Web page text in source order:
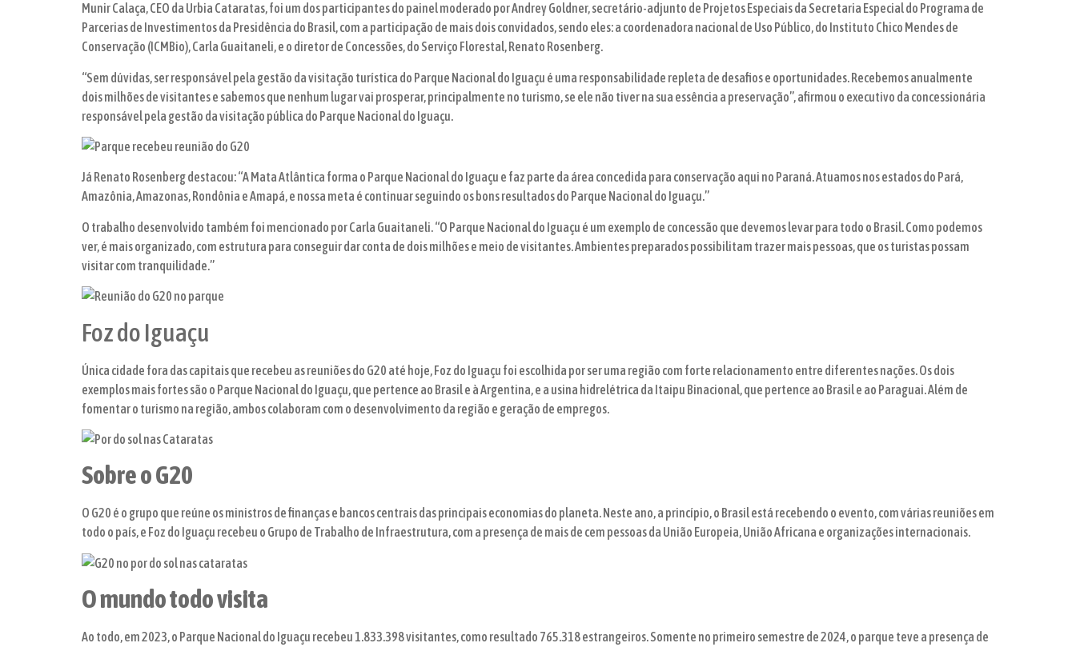
Munir Calaça, CEO da Urbia Cataratas, foi um dos participantes do painel moderado por Andrey Goldner, secretário-adjunto de Projetos Especiais da Secretaria Especial do Programa de
Parcerias de Investimentos da Presidência do Brasil, com a participação de mais dois convidados, sendo eles: a coordenadora nacional de Uso Público, do Instituto Chico Mendes de
Conservação (ICMBio), Carla Guaitaneli, e o diretor de Concessões, do Serviço Florestal, Renato Rosenberg.
“Sem dúvidas, ser responsável pela gestão da visitação turística do Parque Nacional do Iguaçu é uma responsabilidade repleta de desafios e oportunidades. Recebemos anualmente
dois milhões de visitantes e sabemos que nenhum lugar vai prosperar, principalmente no turismo, se ele não tiver na sua essência a preservação”, afirmou o executivo da concessionária
responsável pela gestão da visitação pública do Parque Nacional do Iguaçu.
Já Renato Rosenberg destacou: “A Mata Atlântica forma o Parque Nacional do Iguaçu e faz parte da área concedida para conservação aqui no Paraná. Atuamos nos estados do Pará,
Amazônia, Amazonas, Rondônia e Amapá, e nossa meta é continuar seguindo os bons resultados do Parque Nacional do Iguaçu.”
O trabalho desenvolvido também foi mencionado por Carla Guaitaneli. “O Parque Nacional do Iguaçu é um exemplo de concessão que devemos levar para todo o Brasil. Como podemos
ver, é mais organizado, com estrutura para conseguir dar conta de dois milhões e meio de visitantes. Ambientes preparados possibilitam trazer mais pessoas, que os turistas possam
visitar com tranquilidade.”
Foz do Iguaçu
Única cidade fora das capitais que recebeu as reuniões do G20 até hoje, Foz do Iguaçu foi escolhida por ser uma região com forte relacionamento entre diferentes nações. Os dois
exemplos mais fortes são o Parque Nacional do Iguaçu, que pertence ao Brasil e à Argentina, e a usina hidrelétrica da Itaipu Binacional, que pertence ao Brasil e ao Paraguai. Além de
fomentar o turismo na região, ambos colaboram com o desenvolvimento da região e geração de empregos.
Sobre o G20
O G20 é o grupo que reúne os ministros de finanças e bancos centrais das principais economias do planeta. Neste ano, a princípio, o Brasil está recebendo o evento, com várias reuniões em
todo o país, e Foz do Iguaçu recebeu o Grupo de Trabalho de Infraestrutura, com a presença de mais de cem pessoas da União Europeia, União Africana e organizações internacionais.
O mundo todo visita
Ao todo, em 2023, o Parque Nacional do Iguaçu recebeu 1.833.398 visitantes, como resultado 765.318 estrangeiros. Somente no primeiro semestre de 2024, o parque teve a presença de